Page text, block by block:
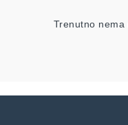
Trenutno nema